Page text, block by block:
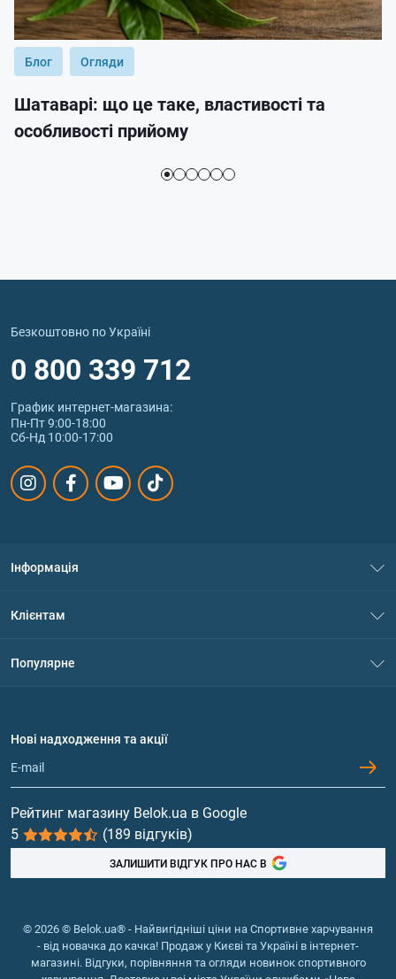
Блог Огляди
Шатаварі: що це таке, властивості та
особливості прийому
Безкоштовно по Україні
0 800 339 712
График интернет‑магазина:
Пн-Пт 9:00-18:00
Сб-Нд 10:00-17:00
Інформація
Політика конфіденційності
Обмін та повернення
Клієнтам
Популярне
Протеїн
Гейнери
Вітаміни та мінерали
Риб'ячий жир, жирні кислоти
Нові надходження та акції
Рейтинг магазину Belok.ua в Google
5
(189 відгуків)
ЗАЛИШИТИ ВІДГУК ПРО НАС В
© 2026 © Belok.ua® - Найвигідніші ціни на Спортивне харчування
- від новачка до качка! Продаж у Києві та Україні в інтернет-
магазині. Відгуки, порівняння та огляди новинок спортивного